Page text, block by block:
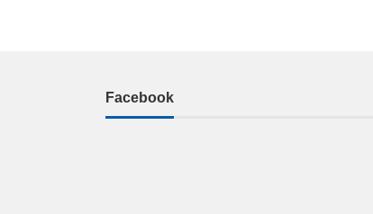
Facebook